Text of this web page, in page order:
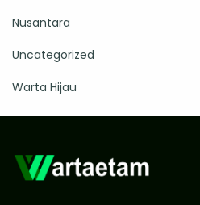
Nusantara
Uncategorized
Warta Hijau